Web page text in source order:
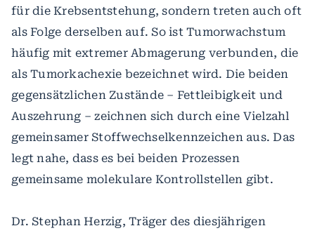
für die Krebsentstehung, sondern treten auch oft
als Folge derselben auf. So ist Tumorwachstum
häufig mit extremer Abmagerung verbunden, die
als Tumorkachexie bezeichnet wird. Die beiden
gegensätzlichen Zustände – Fettleibigkeit und
Auszehrung – zeichnen sich durch eine Vielzahl
gemeinsamer Stoffwechselkennzeichen aus. Das
legt nahe, dass es bei beiden Prozessen
gemeinsame molekulare Kontrollstellen gibt.
Dr. Stephan Herzig, Träger des diesjährigen